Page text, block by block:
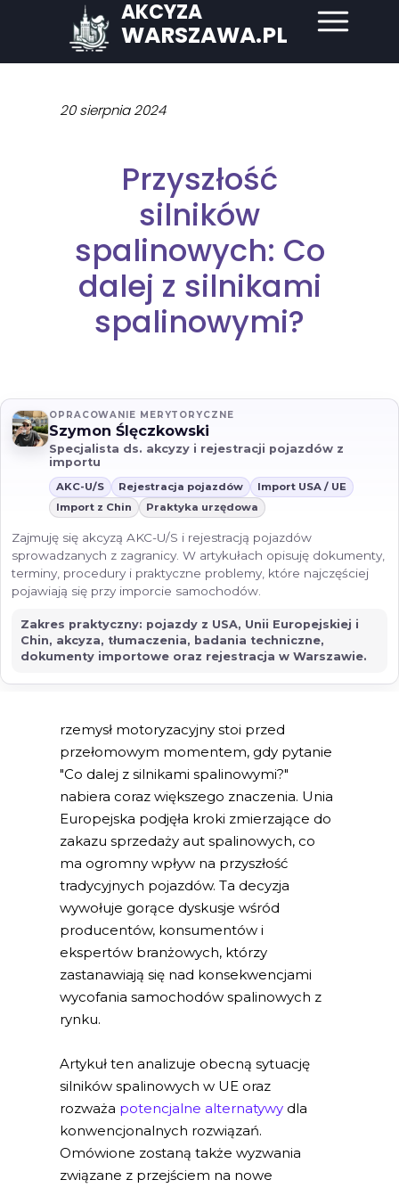
AKCYZA
WARSZAWA.PL
20 sierpnia 2024
Przyszłość
silników
spalinowych: Co
dalej z silnikami
spalinowymi?
rzemysł motoryzacyjny stoi przed
przełomowym momentem, gdy pytanie
"Co dalej z silnikami spalinowymi?"
nabiera coraz większego znaczenia. Unia
Europejska podjęła kroki zmierzające do
zakazu sprzedaży aut spalinowych, co
ma ogromny wpływ na przyszłość
tradycyjnych pojazdów. Ta decyzja
wywołuje gorące dyskusje wśród
producentów, konsumentów i
ekspertów branżowych, którzy
zastanawiają się nad konsekwencjami
wycofania samochodów spalinowych z
rynku.
Artykuł ten analizuje obecną sytuację
silników spalinowych w UE oraz
rozważa potencjalne alternatywy dla
konwencjonalnych rozwiązań.
Omówione zostaną także wyzwania
związane z przejściem na nowe
OPRACOWANIE MERYTORYCZNE
Szymon Ślęczkowski
Specjalista ds. akcyzy i rejestracji pojazdów z
importu
AKC-U/S Rejestracja pojazdów
Import USA / UE
Import z Chin
Praktyka urzędowa
Zajmuję się akcyzą AKC-U/S i rejestracją pojazdów
sprowadzanych z zagranicy. W artykułach opisuję dokumenty,
terminy, procedury i praktyczne problemy, które najczęściej
pojawiają się przy imporcie samochodów.
Zakres praktyczny: pojazdy z USA, Unii Europejskiej i
Chin, akcyza, tłumaczenia, badania techniczne,
dokumenty importowe oraz rejestracja w Warszawie.